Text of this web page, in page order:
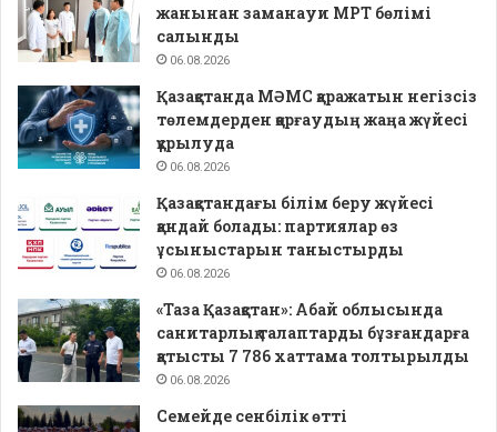
жанынан заманауи МРТ бөлімі
салынды
06.08.2026
Қазақстанда МӘМС қаражатын негізсіз
төлемдерден қорғаудың жаңа жүйесі
құрылуда
06.08.2026
Қазақстандағы білім беру жүйесі
қандай болады: партиялар өз
ұсыныстарын таныстырды
06.08.2026
«Таза Қазақстан»: Абай облысында
санитарлық талаптарды бұзғандарға
қатысты 7 786 хаттама толтырылды
06.08.2026
Семейде сенбілік өтті